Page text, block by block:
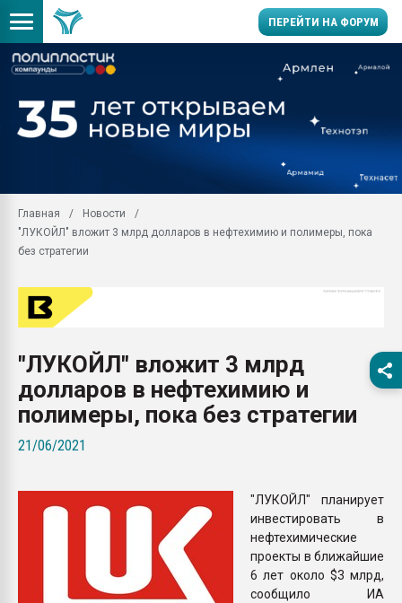
ПЕРЕЙТИ НА ФОРУМ
универсальны, что
умельцы изготовили
Продажа готового
производство SPC
29.07.2026 ФРП помог
Помощь в подборе
Подмосковье, Москва
28.07.2026
первый план в
пластмасс
ПЕРЕЙТИ НА
Главная
Новости
"ЛУКОЙЛ" вложит 3 млрд долларов в нефтехимию и полимеры, пока
без стратегии
"ЛУКОЙЛ" вложит 3 млрд
долларов в нефтехимию и
полимеры, пока без стратегии
21/06/2021
"ЛУКОЙЛ" планирует
инвестировать в
нефтехимические
проекты в ближайшие
6 лет около $3 млрд,
сообщило ИА